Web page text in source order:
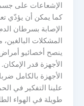
الإشعاعات على جسم
كما يمكن أن يؤدّي
الإصابة بسرطان
المشكلات
ينصح أخصائيو أمراض
الأجهزة قدر
الأجهزة بالكامل
علينا التفكير في
طويلة في الهواء